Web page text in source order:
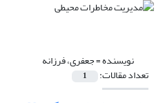
نویسنده =جعفری، فرزانه
تعداد مقالات: 1